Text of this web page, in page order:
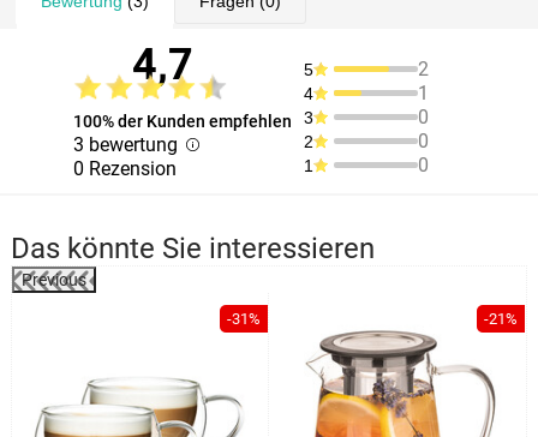
4,7
100% der Kunden empfehlen
3 bewertung
0 Rezension
5 2
4 1
3 0
2 0
1 0
Das könnte Sie interessieren
Previous
-31% -21%